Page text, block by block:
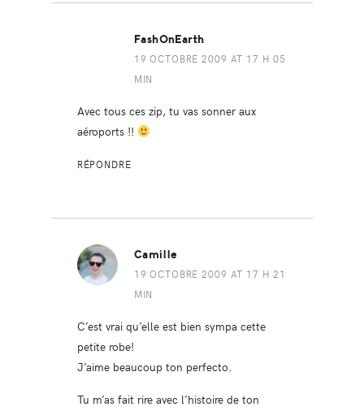
FashOnEarth
19 OCTOBRE 2009 AT 17 H 05
MIN
Avec tous ces zip, tu vas sonner aux
aéroports !!
RÉPONDRE
Camille
19 OCTOBRE 2009 AT 17 H 21
MIN
C’est vrai qu’elle est bien sympa cette
petite robe!
J’aime beaucoup ton perfecto.
Tu m’as fait rire avec l’histoire de ton